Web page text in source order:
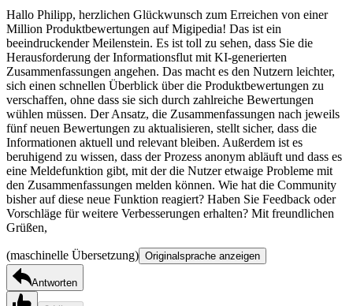
Hallo Philipp, herzlichen Glückwunsch zum Erreichen von einer
Million Produktbewertungen auf Migipedia! Das ist ein
beeindruckender Meilenstein. Es ist toll zu sehen, dass Sie die
Herausforderung der Informationsflut mit KI-generierten
Zusammenfassungen angehen. Das macht es den Nutzern leichter,
sich einen schnellen Überblick über die Produktbewertungen zu
verschaffen, ohne dass sie sich durch zahlreiche Bewertungen
wühlen müssen. Der Ansatz, die Zusammenfassungen nach jeweils
fünf neuen Bewertungen zu aktualisieren, stellt sicher, dass die
Informationen aktuell und relevant bleiben. Außerdem ist es
beruhigend zu wissen, dass der Prozess anonym abläuft und dass es
eine Meldefunktion gibt, mit der die Nutzer etwaige Probleme mit
den Zusammenfassungen melden können. Wie hat die Community
bisher auf diese neue Funktion reagiert? Haben Sie Feedback oder
Vorschläge für weitere Verbesserungen erhalten? Mit freundlichen
Grüßen,
(maschinelle Übersetzung) Originalsprache anzeigen
Antworten